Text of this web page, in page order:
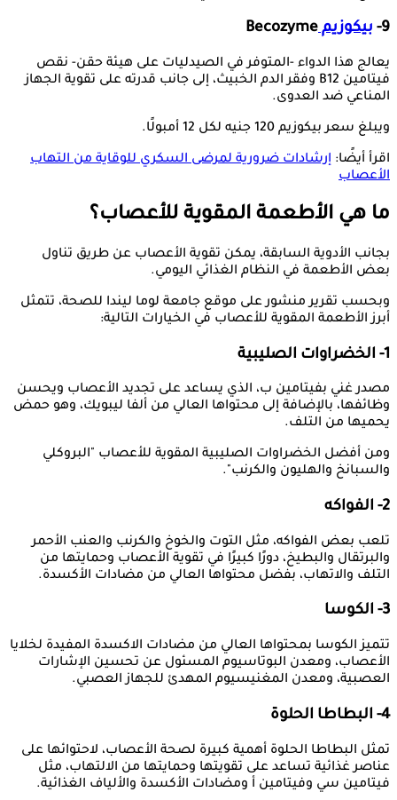
9- بيكوزيمBecozyme
يعالج هذا الدواء -المتوفر في الصيدليات على هيئة حقن- نقص
فيتامين B12 وفقر الدم الخبيث، إلى جانب قدرته على تقوية الجهاز
المناعي ضد العدوى.
ويبلغ سعر بيكوزيم 120 جنيه لكل 12 أمبولًا.
اقرأ أيضًا: إرشادات ضرورية لمرضى السكري للوقاية من التهاب
الأعصاب
ما هي الأطعمة المقوية للأعصاب؟
بجانب الأدوية السابقة، يمكن تقوية الأعصاب عن طريق تناول
بعض الأطعمة في النظام الغذائي اليومي.
وبحسب تقرير منشور على موقع جامعة لوما ليندا للصحة، تتمثل
أبرز الأطعمة المقوية للأعصاب في الخيارات التالية:
1- الخضراوات الصليبية
مصدر غني بفيتامين ب، الذي يساعد على تجديد الأعصاب ويحسن
وظائفها، بالإضافة إلى محتواها العالي من ألفا ليبويك، وهو حمض
يحميها من التلف.
ومن أفضل الخضراوات الصليبية المقوية للأعصاب "البروكلي
والسبانخ والهليون والكرنب".
2- الفواكه
تلعب بعض الفواكه، مثل التوت والخوخ والكرنب والعنب الأحمر
والبرتقال والبطيخ، دورًا كبيرًا في تقوية الأعصاب وحمايتها من
التلف والاتهاب، بفضل محتواها العالي من مضادات الأكسدة.
3- الكوسا
تتميز الكوسا بمحتواها العالي من مضادات الاكسدة المفيدة لخلايا
الأعصاب، ومعدن البوتاسيوم المسئول عن تحسين الإشارات
العصبية، ومعدن المغنيسيوم المهدئ للجهاز العصبي.
4- البطاطا الحلوة
تمثل البطاطا الحلوة أهمية كبيرة لصحة الأعصاب، لاحتوائها على
عناصر غذائية تساعد على تقويتها وحمايتها من الالتهاب، مثل
فيتامين سي وفيتامين أ ومضادات الأكسدة والألياف الغذائية.